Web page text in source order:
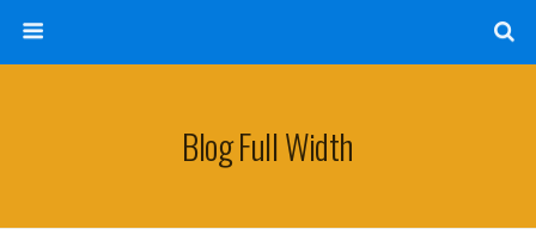
Blog Full Width